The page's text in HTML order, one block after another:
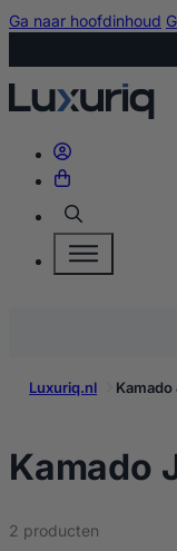
Ga naar hoofdinhoud
Zoeken
Luxuriq.nl
Kamado
2 producten